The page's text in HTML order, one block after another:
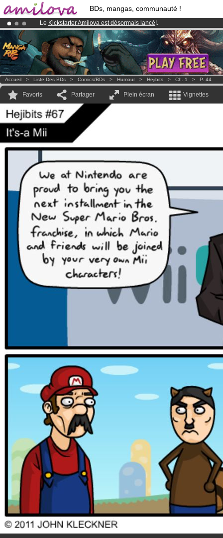
BDs, mangas, communauté !
Le Kickstarter Amilova est désormais lancé!.
Abonnement premium: à partir de3.95 eurospar mois !Clique ici
Déjà 100000membreset 1000BDs & Mangas!
Accueil > Liste Des BDs > Comics/BDs > Humour > Hejibits > Ch. 1 > P. 44
Favoris Partager Plein écran Vignettes